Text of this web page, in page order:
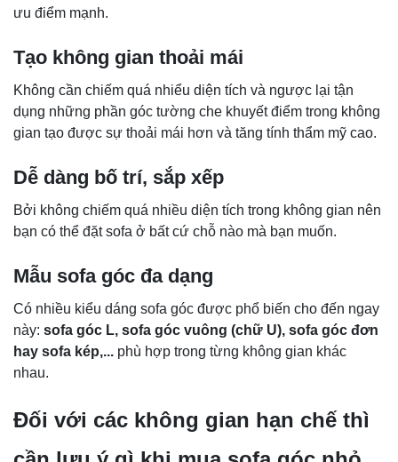
ưu điểm mạnh.
Tạo không gian thoải mái
Không cần chiếm quá nhiểu diện tích và ngược lại tận
dụng những phần góc tường che khuyết điểm trong không
gian tạo được sự thoải mái hơn và tăng tính thẩm mỹ cao.
Dễ dàng bố trí, sắp xếp
Bởi không chiếm quá nhiều diện tích trong không gian nên
bạn có thể đặt sofa ở bất cứ chỗ nào mà bạn muốn.
Mẫu sofa góc đa dạng
Có nhiều kiểu dáng sofa góc được phổ biến cho đến ngay
này: sofa góc L, sofa góc vuông (chữ U), sofa góc đơn
hay sofa kép,... phù hợp trong từng không gian khác
nhau.
Đối với các không gian hạn chế thì